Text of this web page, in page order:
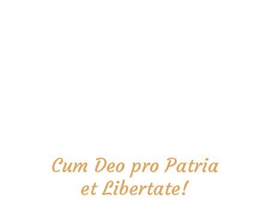
Cum Deo pro Patria
et Libertate!